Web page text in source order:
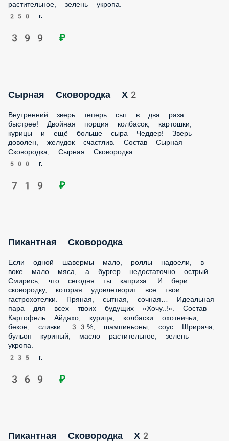
250 г.
Двойная порция колбасок, картошки, курицы и ещё
больше сыра Чеддер! Зверь доволен, желудок счастлив.
Состав Сырная Сковородка, Сырная Сковородка.
500 г.
719 ₽
Если одной шавермы мало, роллы надоели, в воке мало
сегодня ты каприза. И бери сковородку, которая
удовлетворит все твои гастрохотелки. Пряная, сытная,
сочная… Идеальная пара для всех твоих будущих «Хочу..!».
Состав Картофель Айдахо, курица, колбаски охотничьи,
бекон, сливки 33%, шампиньоны, соус Шрирача, бульон
куриный, масло растительное, зелень укропа.
235 г.
369 ₽
сочного! Гастрохотелки удовлетворены на 200%! Состав